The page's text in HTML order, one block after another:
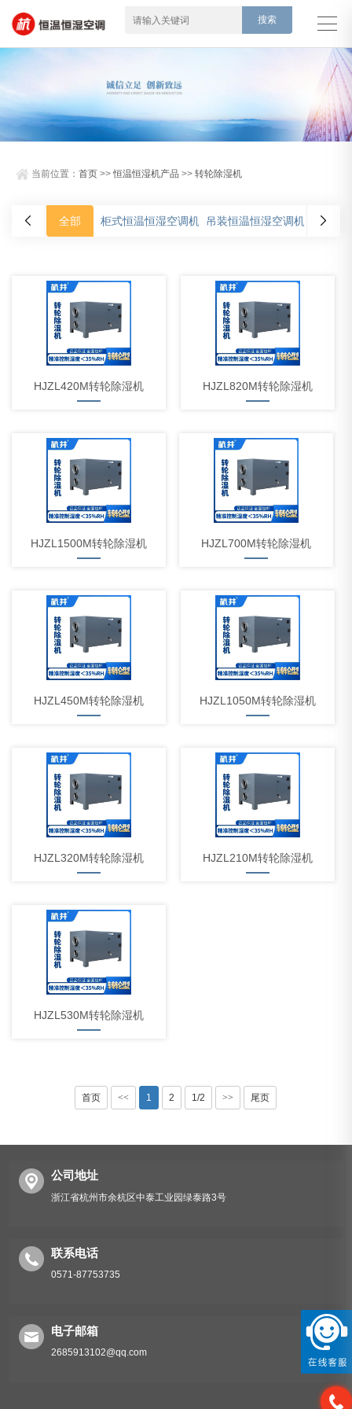
当前位置：首页 >>恒温恒湿机产品 >>转轮除湿机
全部 柜式恒温恒湿空调机 吊装恒温恒湿空调机 净化型
HJZL420M转轮除湿机 HJZL820M转轮除湿机
HJZL1500M转轮除湿机 HJZL700M转轮除湿机
HJZL450M转轮除湿机 HJZL1050M转轮除湿机
HJZL320M转轮除湿机 HJZL210M转轮除湿机
HJZL530M转轮除湿机
首页 << 1 2 1/2 >> 尾页
公司地址
浙江省杭州市余杭区中泰工业园绿泰路3号
联系电话
0571-87753735
电子邮箱
2685913102@qq.com